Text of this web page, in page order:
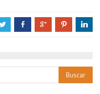
b c d j